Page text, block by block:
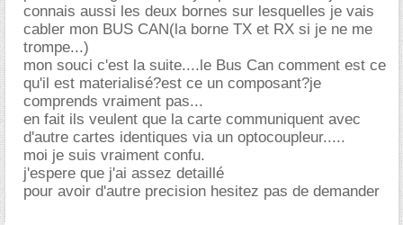
connais aussi les deux bornes sur lesquelles je vais
cabler mon BUS CAN(la borne TX et RX si je ne me
trompe...)
mon souci c'est la suite....le Bus Can comment est ce
qu'il est materialisé?est ce un composant?je
comprends vraiment pas...
en fait ils veulent que la carte communiquent avec
d'autre cartes identiques via un optocoupleur.....
moi je suis vraiment confu.
j'espere que j'ai assez detaillé
pour avoir d'autre precision hesitez pas de demander